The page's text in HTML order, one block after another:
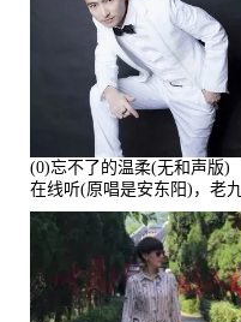
(0)忘不了的温柔(无和声版)
在线听(原唱是安东阳)，老九
演唱点播:17392次